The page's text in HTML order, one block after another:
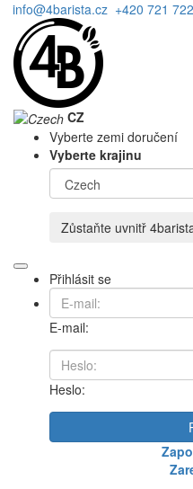
info@4barista.cz +420 721
CZ
Vyberte zemi doručení
Vyberte krajinu
Zůstaňte uvnitř
Přihlásit se
E-mail:
Heslo: